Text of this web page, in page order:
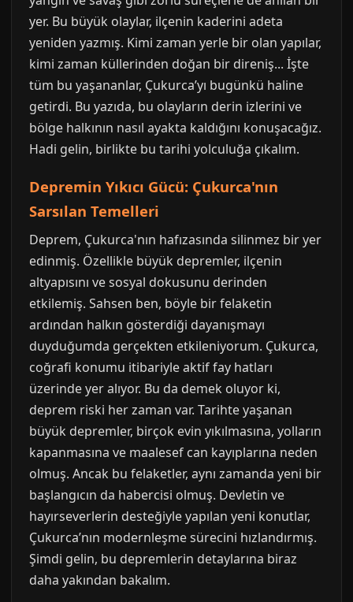
yer. Bu büyük olaylar, ilçenin kaderini adeta
yeniden yazmış. Kimi zaman yerle bir olan yapılar,
kimi zaman küllerinden doğan bir direniş... İşte
tüm bu yaşananlar, Çukurca’yı bugünkü haline
getirdi. Bu yazıda, bu olayların derin izlerini ve
bölge halkının nasıl ayakta kaldığını konuşacağız.
Hadi gelin, birlikte bu tarihi yolculuğa çıkalım.
Depremin Yıkıcı Gücü: Çukurca'nın
Sarsılan Temelleri
Deprem, Çukurca'nın hafızasında silinmez bir yer
edinmiş. Özellikle büyük depremler, ilçenin
altyapısını ve sosyal dokusunu derinden
etkilemiş. Sahsen ben, böyle bir felaketin
ardından halkın gösterdiği dayanışmayı
duyduğumda gerçekten etkileniyorum. Çukurca,
coğrafi konumu itibariyle aktif fay hatları
üzerinde yer alıyor. Bu da demek oluyor ki,
deprem riski her zaman var. Tarihte yaşanan
büyük depremler, birçok evin yıkılmasına, yolların
kapanmasına ve maalesef can kayıplarına neden
olmuş. Ancak bu felaketler, aynı zamanda yeni bir
başlangıcın da habercisi olmuş. Devletin ve
hayırseverlerin desteğiyle yapılan yeni konutlar,
Çukurca’nın modernleşme sürecini hızlandırmış.
Şimdi gelin, bu depremlerin detaylarına biraz
daha yakından bakalım.